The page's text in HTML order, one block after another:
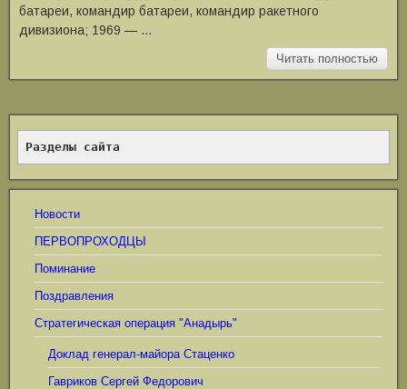
батареи, командир батареи, командир ракетного
дивизиона; 1969 — …
Читать полностью
Разделы сайта
Новости
ПЕРВОПРОХОДЦЫ
Поминание
Поздравления
Стратегическая операция "Анадырь"
Доклад генерал-майора Стаценко
Гавриков Сергей Федорович